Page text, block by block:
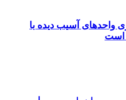
واحدهای آسیب دیده با
است